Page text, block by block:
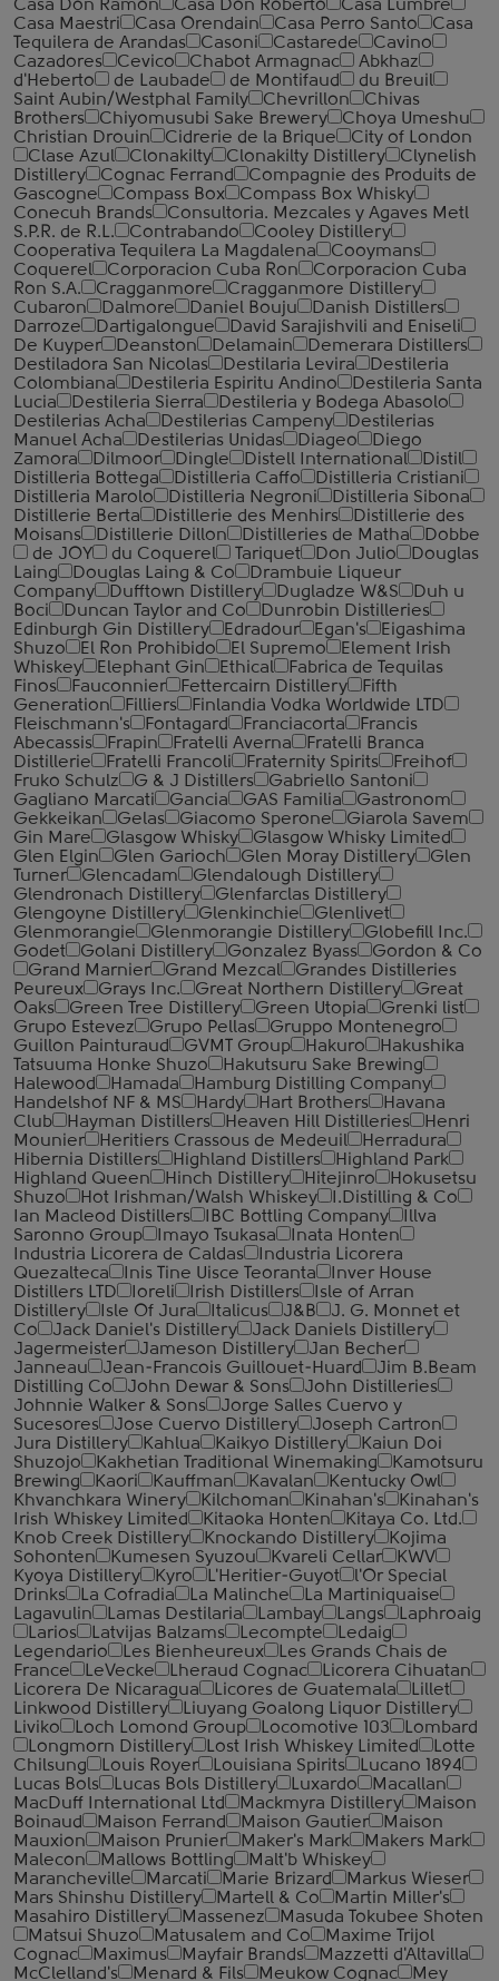
Casa Don Ramon Casa Don Roberto
Casa Lumbre
Casa Maestri
Casa Orendain Casa Perro Santo
Casa
Tequilera de Arandas
Casoni Castarede
Cavino
Cazadores
Cevico Chabot Armagnac
Abkhaz
d'Heberto
de Laubade de Montifaud
du Breuil
Saint Aubin/Westphal Family
Chevrillon
Chivas
Brothers
Chiyomusubi Sake Brewery
Choya Umeshu
Christian Drouin
Cidrerie de la Brique
City of London
Clase Azul
Clonakilty Clonakilty Distillery
Clynelish
Distillery
Cognac Ferrand
Compagnie des Produits de
Gascogne
Compass Box
Compass Box Whisky
Conecuh Brands
Consultoria. Mezcales y Agaves Metl
S.P.R. de R.L.
Contrabando
Cooley Distillery
Cooperativa Tequilera La Magdalena
Cooymans
Coquerel
Corporacion Cuba Ron
Corporacion Cuba
Ron S.A.
Cragganmore
Cragganmore Distillery
Cubaron
Dalmore Daniel Bouju
Danish Distillers
Darroze
Dartigalongue
David Sarajishvili and Eniseli
De Kuyper
Deanston Delamain
Demerara Distillers
Destiladora San Nicolas
Destilaria Levira
Destileria
Colombiana
Destileria Espiritu Andino
Destileria Santa
Lucia
Destileria Sierra
Destileria y Bodega Abasolo
Destilerias Acha
Destilerias Campeny
Destilerias
Manuel Acha
Destilerias Unidas Diageo
Diego
Zamora
Dilmoor Dingle Distell International
Distil
Distilleria Bottega
Distilleria Caffo
Distilleria Cristiani
Distilleria Marolo
Distilleria Negroni
Distilleria Sibona
Distillerie Berta
Distillerie des Menhirs
Distillerie des
Moisans
Distillerie Dillon Distilleries de Matha
Dobbe
de JOY
du Coquerel Tariquet Don Julio
Douglas
Laing
Douglas Laing & Co
Drambuie Liqueur
Company
Dufftown Distillery Dugladze W&S
Duh u
Boci
Duncan Taylor and Co
Dunrobin Distilleries
Edinburgh Gin Distillery
Edradour Egan's
Eigashima
Shuzo
El Ron Prohibido El Supremo
Element Irish
Whiskey
Elephant Gin Ethical
Fabrica de Tequilas
Finos
Fauconnier Fettercairn Distillery
Fifth
Generation
Filliers
Finlandia Vodka Worldwide LTD
Fleischmann's
Fontagard Franciacorta
Francis
Abecassis
Frapin Fratelli Averna
Fratelli Branca
Distillerie
Fratelli ‎Francoli Fraternity Spirits
Freihof
Fruko Schulz
G & J Distillers
Gabriello Santoni
Gagliano Marcati
Gancia GAS Familia
Gastronom
Gekkeikan
Gelas Giacomo Sperone
Giarola Savem
Gin Mare
Glasgow Whisky
Glasgow Whisky Limited
Glen Elgin
Glen Garioch Glen Moray Distillery
Glen
Turner
Glencadam
Glendalough Distillery
Glendronach Distillery
Glenfarclas Distillery
Glengoyne Distillery
Glenkinchie
Glenlivet
Glenmorangie
Glenmorangie Distillery
Globefill Inc.
Godet
Golani Distillery Gonzalez Byass
Gordon & Co
Grand Marnier
Grand Mezcal
Grandes Distilleries
Peureux
Grays Inc. Great Northern Distillery
Great
Oaks
Green Tree Distillery Green Utopia
Grenki list
Grupo Estevez
Grupo Pellas
Gruppo Montenegro
Guillon Painturaud
GVMT Group Hakuro
Hakushika
Tatsuuma Honke Shuzo
Hakutsuru Sake Brewing
Halewood
Hamada
Hamburg Distilling Company
Handelshof NF & MS
Hardy Hart Brothers
Havana
Club
Hayman Distillers Heaven Hill Distilleries
Henri
Mounier
Heritiers Crassous de Medeuil
Herradura
Hibernia Distillers
Highland Distillers
Highland Park
Highland Queen
Hinch Distillery Hitejinro
Hokusetsu
Shuzo
Hot Irishman/Walsh Whiskey
I.Distilling & Co
Ian Macleod Distillers
IBC Bottling Company
Illva
Saronno Group
Imayo Tsukasa
Inata Honten
Industria Licorera de Caldas
Industria Licorera
Quezalteca
Inis Tine Uisce Teoranta
Inver House
Distillers LTD
Ioreli Irish Distillers
Isle of Arran
Distillery
Isle Of Jura Italicus J&B
J. G. Monnet et
Co
Jack Daniel's Distillery
Jack Daniels Distillery
Jagermeister
Jameson Distillery
Jan Becher
Janneau
Jean-Francois Guillouet-Huard
Jim B.Beam
Distilling Co
John Dewar & Sons
John Distilleries
Johnnie Walker & Sons
Jorge Salles Cuervo y
Sucesores
Jose Cuervo Distillery
Joseph Cartron
Jura Distillery
Kahlua Kaikyo Distillery
Kaiun Doi
Shuzojo
Kakhetian Traditional Winemaking
Kamotsuru
Brewing
Kaori Kauffman Kavalan
Kentucky Owl
Khvanchkara Winery
Kilchoman Kinahan's
Kinahan's
Irish Whiskey Limited
Kitaoka Honten
Kitaya Co. Ltd.
Knob Creek Distillery
Knockando Distillery
Kojima
Sohonten
Kumesen Syuzou Kvareli Cellar
KWV
Kyoya Distillery
Kyro L'Heritier-Guyot
l'Or Special
Drinks
La Cofradia La Malinche
La Martiniquaise
Lagavulin
Lamas Destilaria Lambay Langs
Laphroaig
Larios
Latvijas Balzams Lecompte
Ledaig
Legendario
Les Bienheureux
Les Grands Chais de
France
LeVecke Lheraud Cognac
Licorera Cihuatan
Licorera De Nicaragua
Licores de Guatemala
Lillet
Linkwood Distillery
Liuyang Goalong Liquor Distillery
Liviko
Loch Lomond Group Locomotive 103
Lombard
Longmorn Distillery
Lost Irish Whiskey Limited
Lotte
Chilsung
Louis Royer Louisiana Spirits
Lucano 1894
Lucas Bols
Lucas Bols Distillery Luxardo
Macallan
MacDuff International Ltd
Mackmyra Distillery
Maison
Boinaud
Maison Ferrand Maison Gautier
Maison
Mauxion
Maison Prunier Maker's Mark
Makers Mark
Malecon
Mallows Bottling
Malt'b Whiskey
Marancheville
Marcati Marie Brizard
Markus Wieser
Mars Shinshu Distillery
Martell & Co
Martin Miller's
Masahiro Distillery
Massenez
Masuda Tokubee Shoten
Matsui Shuzo
Matusalem and Co
Maxime Trijol
Cognac
Maximus Mayfair Brands
Mazzetti d'Altavilla
McClelland's
Menard & Fils Meukow Cognac
Mey